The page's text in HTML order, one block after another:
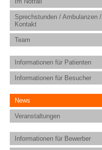
Sprechstunden / Ambulanzen /
Kontakt
Team
Informationen für Patienten
Informationen für Besucher
News
Veranstaltungen
Informationen für Bewerber